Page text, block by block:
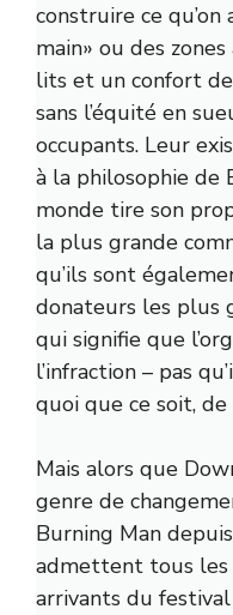
construire ce
main» ou des
lits et un confort
sans l’équité en
occupants. Leur
à la philosophie de
monde tire son
la plus grande
qu’ils sont
donateurs les plus
qui signifie que
l’infraction – pas
quoi que ce soit,
Mais alors que
genre de
Burning Man
admettent tous les
arrivants du